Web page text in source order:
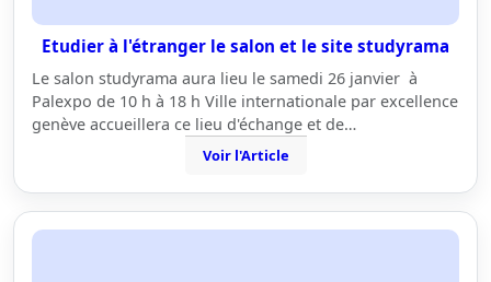
Etudier à l'étranger le salon et le site studyrama
Le salon studyrama aura lieu le samedi 26 janvier à
Palexpo de 10 h à 18 h Ville internationale par excellence
genève accueillera ce lieu d'échange et de…
Voir l'Article